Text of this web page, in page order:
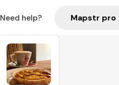
Need help? Mapstr pro